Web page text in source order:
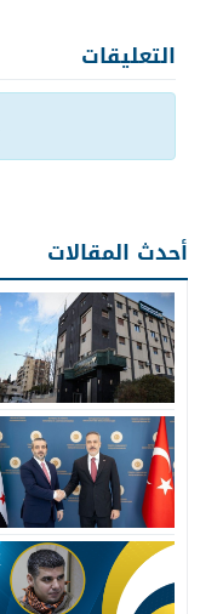
التعليقات
أحدث المقالات